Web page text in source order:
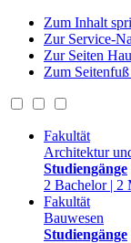
Zum Inhalt
Zur Service-
Zur Seiten
Zum
Fakultät
Architektur
Studiengänge
2 Bachelor | 2
Fakultät
Bauwesen
Studiengänge